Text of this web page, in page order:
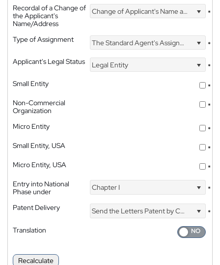
Recordal of a Change of
the Applicant's
Name/Address
Change of Applicant's Name and Address *
Type of Assignment The Standard Agent's Assignment
*
Applicant's Legal Status
Legal Entity
*
Small Entity
*
Non-Commercial
Organization
*
Micro Entity
*
Small Entity, USA
*
Micro Entity, USA
*
Entry into National
Phase under
Chapter I *
Patent Delivery Send the Letters Patent by Courier
*
Translation
Recalculate